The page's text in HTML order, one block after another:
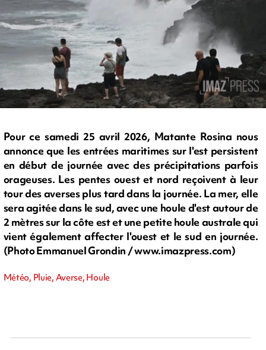
Pour ce samedi 25 avril 2026, Matante Rosina nous
annonce que les entrées maritimes sur l'est persistent
en début de journée avec des précipitations parfois
orageuses. Les pentes ouest et nord reçoivent à leur
tour des averses plus tard dans la journée. La mer, elle
sera agitée dans le sud, avec une houle d'est autour de
2 mètres sur la côte est et une petite houle australe qui
vient également affecter l'ouest et le sud en journée.
(Photo Emmanuel Grondin / www.imazpress.com)
Météo, Pluie, Averse, Houle